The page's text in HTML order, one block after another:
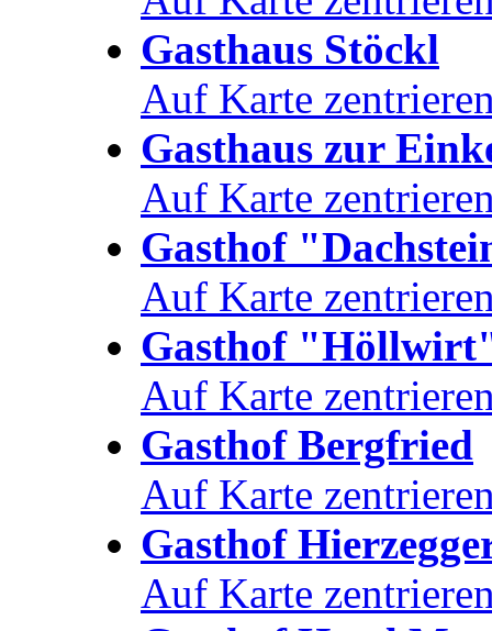
Gasthaus Stöckl
Auf Karte
Gasthaus zur
Auf Karte
Gasthof
Auf Karte
Gasthof
Auf Karte
Gasthof Bergfried
Auf Karte
Gasthof
Auf Karte